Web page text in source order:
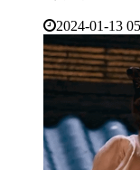
2024-01-13